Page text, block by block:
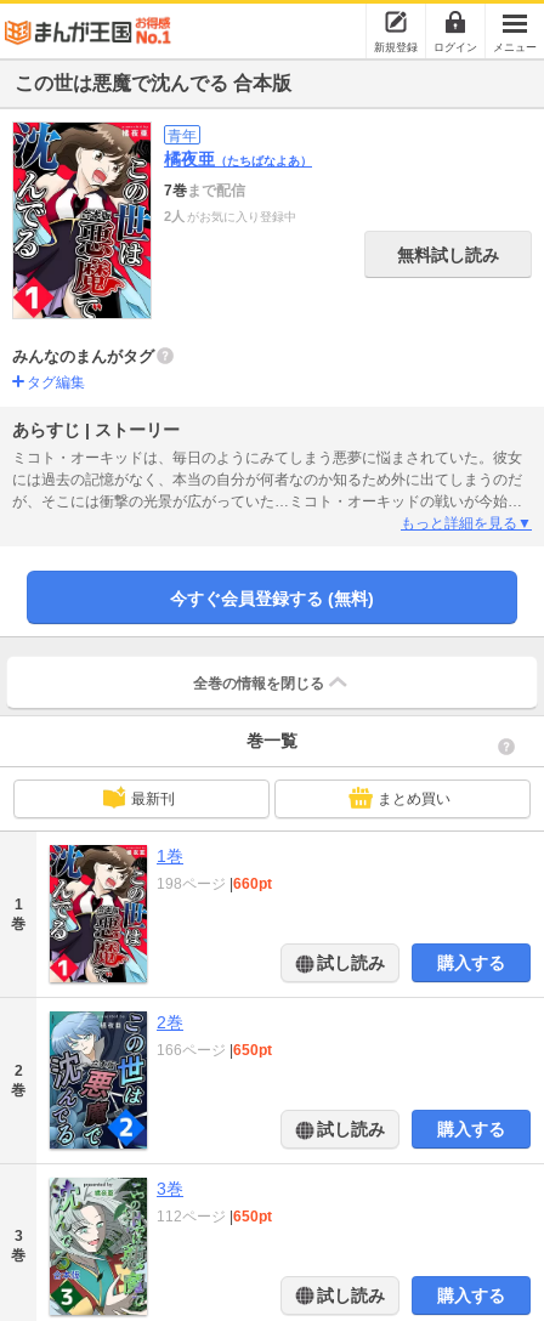
新規登録 ログイン メニュー
この世は悪魔で沈んでる 合本版
青年
橘夜亜 （たちばなよあ）
7巻まで配信
2人 がお気に入り登録中
無料試し読み
みんなのまんがタグ
タグ編集
あらすじ | ストーリー
ミコト・オーキッドは、毎日のようにみてしまう悪夢に悩まされていた。彼女
には過去の記憶がなく、本当の自分が何者なのか知るため外に出てしまうのだ
が、そこには衝撃の光景が広がっていた…ミコト・オーキッドの戦いが今始ま
る！この世は悪魔で沈んでる(ミコト・オーキッド編)第１話～６話までを収録！
もっと詳細を見る▼
今すぐ会員登録する (無料)
全巻の情報を 閉じる
巻一覧
最新刊 まとめ買い
1
巻
1巻
198ページ |660pt
試し読み 購入する
2
巻
2巻
166ページ |650pt
試し読み 購入する
3
巻
3巻
112ページ |650pt
試し読み 購入する